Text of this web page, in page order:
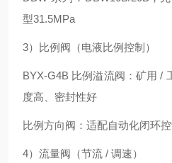
型31.5MPa
3）比例阀（电液比例控制）
BYX‑G4B 比例溢流阀：矿用 /
度高、密封性好
比例方向阀：适配自动化闭环
4）流量阀（节流 / 调速）